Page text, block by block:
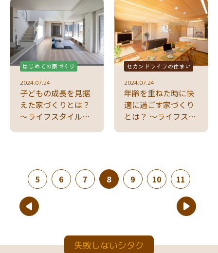
はじめての家づくり
2024.07.24
子どもの成長を見据
えた家づくりとは？
～ライフスタイルに
セカンドライフの住まい
2024.07.24
年齢を重ねた時に快
適に過ごす家づくり
とは？ ～ライフスタ
5 6 7 8
(現在のページ)
9 10 11
失敗しないシタク